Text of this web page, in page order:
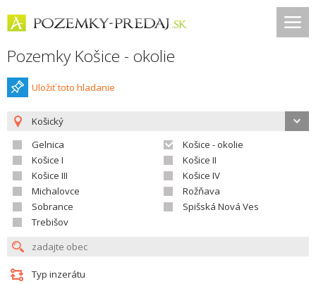
Pozemky Košice - okolie
Uložiť toto hladanie
Košický
Gelnica
Košice - okolie
Košice I
Košice II
Košice III
Košice IV
Michalovce
Rožňava
Sobrance
Spišská Nová Ves
Trebišov
Typ inzerátu